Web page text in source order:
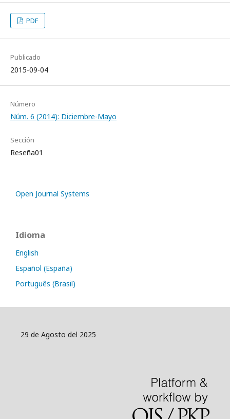
PDF
Publicado
2015-09-04
Número
Núm. 6 (2014): Diciembre-Mayo
Sección
Reseña01
Open Journal Systems
Idioma
English
Español (España)
Português (Brasil)
29 de Agosto del 2025